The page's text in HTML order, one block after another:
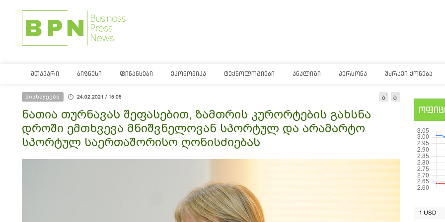
ᲛᲗᲐᲕᲐᲠᲘ ᲑᲘᲖᲜᲔᲡᲘ ᲤᲘᲜᲐᲜᲡᲔᲑᲘ ᲔᲙᲝᲜᲝᲛᲘᲙᲐ ᲢᲔᲥᲜᲝᲚᲝᲒᲘᲔᲑᲘ ᲐᲜᲐᲚᲘᲖᲘ ᲞᲔᲠᲡᲝᲜᲐ ᲣᲫᲠᲐᲕᲘ ᲥᲝᲜᲔᲑᲐ
სიახლეები 24.02.2021 / 15:05
ნათია თურნავას შეფასებით, ზამთრის კურორტების გახსნა
დროში ემთხვევა მნიშვნელოვან სპორტულ და არამარტო
სპორტულ საერთაშორისო ღონისძიებას
1 USD